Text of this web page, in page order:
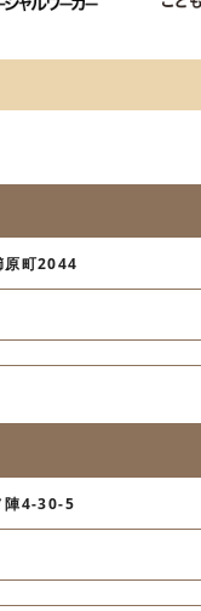
原町2044
陣4-30-5